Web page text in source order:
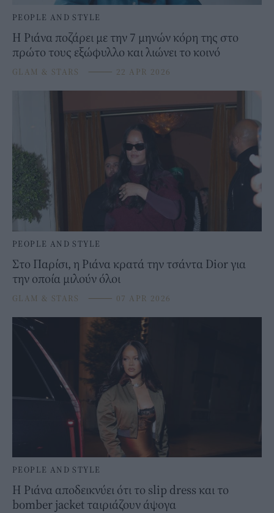
PEOPLE AND STYLE
Η Ριάνα ποζάρει με την 7 μηνών κόρη της στο
πρώτο τους εξώφυλλο και λιώνει το κοινό
GLAM & STARS ⸻ 22 APR 2026
PEOPLE AND STYLE
Στο Παρίσι, η Ριάνα κρατά την τσάντα Dior για
την οποία μιλούν όλοι
GLAM & STARS ⸻ 07 APR 2026
PEOPLE AND STYLE
Η Ριάνα αποδεικνύει ότι το slip dress και το
bomber jacket ταιριάζουν άψογα